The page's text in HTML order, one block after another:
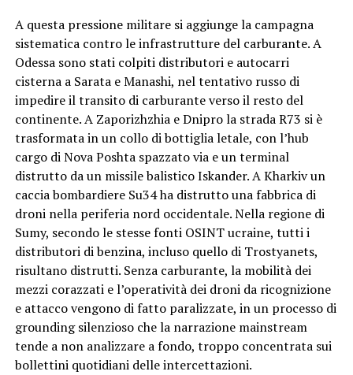
A questa pressione militare si aggiunge la campagna
sistematica contro le infrastrutture del carburante. A
Odessa sono stati colpiti distributori e autocarri
cisterna a Sarata e Manashi, nel tentativo russo di
impedire il transito di carburante verso il resto del
continente. A Zaporizhzhia e Dnipro la strada R73 si è
trasformata in un collo di bottiglia letale, con l’hub
cargo di Nova Poshta spazzato via e un terminal
distrutto da un missile balistico Iskander. A Kharkiv un
caccia bombardiere Su34 ha distrutto una fabbrica di
droni nella periferia nord occidentale. Nella regione di
Sumy, secondo le stesse fonti OSINT ucraine, tutti i
distributori di benzina, incluso quello di Trostyanets,
risultano distrutti. Senza carburante, la mobilità dei
mezzi corazzati e l’operatività dei droni da ricognizione
e attacco vengono di fatto paralizzate, in un processo di
grounding silenzioso che la narrazione mainstream
tende a non analizzare a fondo, troppo concentrata sui
bollettini quotidiani delle intercettazioni.